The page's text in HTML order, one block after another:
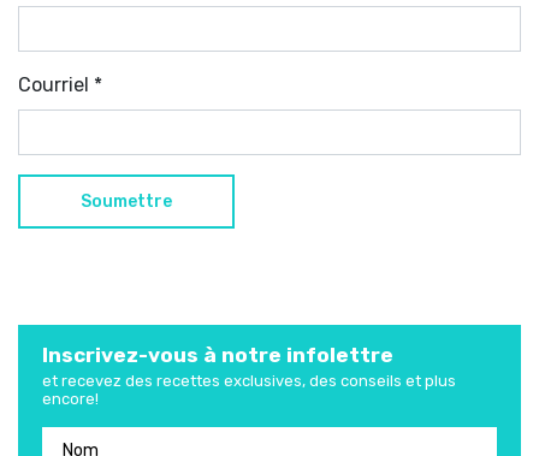
Courriel *
Inscrivez-vous à notre infolettre
et recevez des recettes exclusives, des conseils et plus
encore!